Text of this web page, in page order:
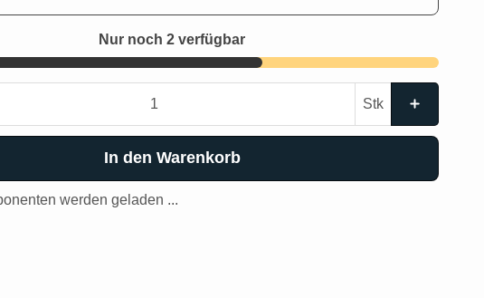
Nur noch 2 verfügbar
Stk
In den Warenkorb
werden geladen ...